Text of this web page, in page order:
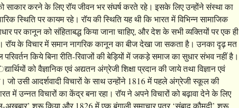
साकार करने के लिए रॉय जीवन भर संघर्ष करते रहे। इसके लिए उन्होंने संस्था का
स्थिति पर कायम रहे। रॉय की स्थिति यह थी कि भारत में विभिन्न सामाजिक
पर कानून को संहिताबद्ध किया जाना चाहिए, और देश के सभी व्यक्तियों पर एक ही
रॉय के विचार में समान नागरिक कानून का बीज देखा जा सकता है। उनका दृढ़ मत
किये बिना रीति-रिवाजों की बेड़ियों में जकड़े समाज का सुधार संभव नहीं है।
को वैज्ञानिक एवं अद्यतन अंग्रेजी शिक्षा प्रदान की जाये तथा विज्ञान एवं
जो उसी आदर्शवादी विचारों के साथ उन्होंने 1816 में पहले अंग्रेजी स्कूल की
में उन्नत विचारों का केंद्र बना रहा। रॉय ने अपने विचारों को बढ़ावा देने के लिए
अख़बार’ शुरू किया और 1826 में एक बंगाली समाचार पत्र ‘संबाद कौमुदी’ शुरू